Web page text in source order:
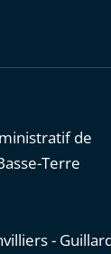
de
Terre
-